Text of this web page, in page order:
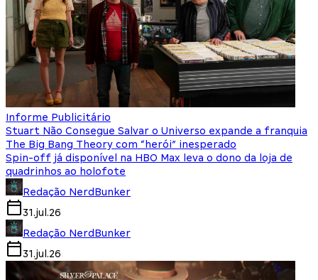
Informe Publicitário
Stuart Não Consegue Salvar o Universo expande a franquia
The Big Bang Theory com “herói” inesperado
Spin-off já disponível na HBO Max leva o dono da loja de
quadrinhos ao holofote
Redação NerdBunker
31.jul.26
Redação NerdBunker
31.jul.26